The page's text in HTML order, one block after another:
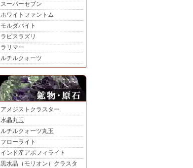
スーパーセブン
ホワイトファントム
モルダバイト
ラピスラズリ
ラリマー
ルチルクォーツ
アメジストクラスター
水晶丸玉
ルチルクォーツ丸玉
フローライト
インド産アポフィライト
黒水晶（モリオン）クラスタ